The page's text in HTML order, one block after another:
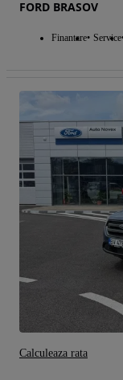
FORD BRASOV
Finantare Service
Calculeaza rata